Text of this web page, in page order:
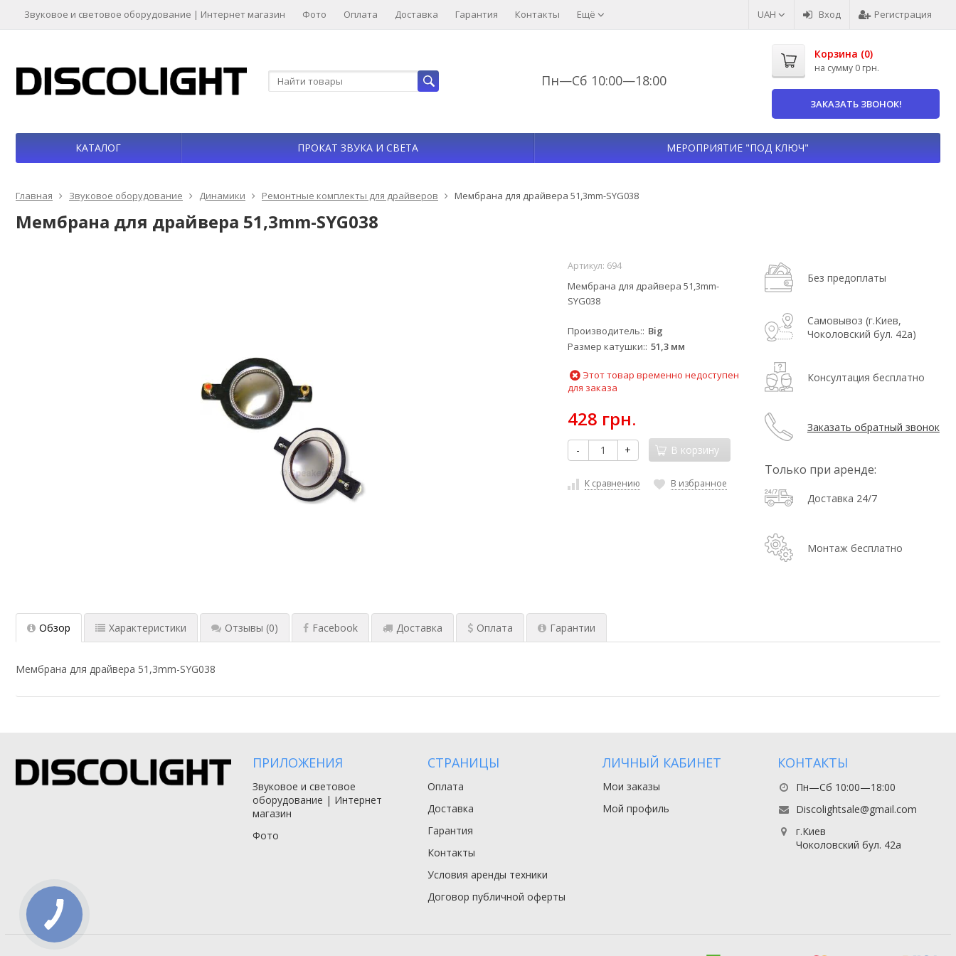
UAH Вход Регистрация
Звуковое и световое оборудование | Интернет магазин Фото Оплата Доставка Гарантия Контакты Ещё
Пн—Сб 10:00—18:00
Корзина (0)
на сумму 0 грн.
ЗАКАЗАТЬ ЗВОНОК!
КАТАЛОГ ПРОКАТ ЗВУКА И СВЕТА МЕРОПРИЯТИЕ "ПОД КЛЮЧ"
Главная Звуковое оборудование Динамики Ремонтные комплекты для драйверов Мембрана для драйвера 51,3mm-SYG038
Мембрана для драйвера 51,3mm-SYG038
Артикул: 694
Мембрана для драйвера 51,3mm-
SYG038
Производитель: Big
Размер катушки: 51,3 мм
Этот товар временно недоступен
для заказа
428 грн.
- + В корзину
К сравнению В избранное
Без предоплаты
Самовывоз (г.Киев,
Чоколовский бул. 42а)
Консултация бесплатно
Заказать обратный звонок
Только при аренде:
Доставка 24/7
Монтаж бесплатно
Обзор Характеристики Отзывы (0) Facebook Доставка Оплата Гарантии
Мембрана для драйвера 51,3mm-SYG038
ПРИЛОЖЕНИЯ
Звуковое и световое
оборудование | Интернет
магазин
Фото
СТРАНИЦЫ
Оплата
Доставка
Гарантия
Контакты
Условия аренды техники
Договор публичной оферты
ЛИЧНЫЙ КАБИНЕТ
Мои заказы
Мой профиль
КОНТАКТЫ
Пн—Сб 10:00—18:00
Discolightsale@gmail.com
г.Киев
Чоколовский бул. 42а